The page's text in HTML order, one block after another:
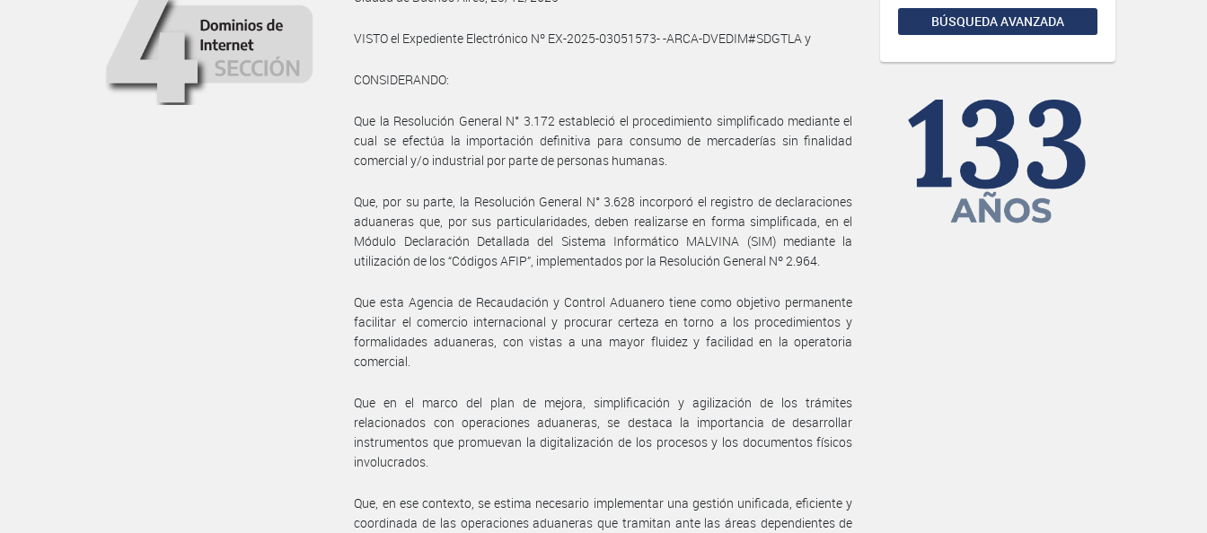
BÚSQUEDA AVANZADA
VISTO el Expediente Electrónico Nº EX-2025-03051573- -ARCA-DVEDIM#SDGTLA y
CONSIDERANDO:
Que la Resolución General N° 3.172 estableció el procedimiento simplificado mediante el
cual se efectúa la importación definitiva para consumo de mercaderías sin finalidad
comercial y/o industrial por parte de personas humanas.
Que, por su parte, la Resolución General N° 3.628 incorporó el registro de declaraciones
aduaneras que, por sus particularidades, deben realizarse en forma simplificada, en el
Módulo Declaración Detallada del Sistema Informático MALVINA (SIM) mediante la
utilización de los “Códigos AFIP”, implementados por la Resolución General Nº 2.964.
Que esta Agencia de Recaudación y Control Aduanero tiene como objetivo permanente
facilitar el comercio internacional y procurar certeza en torno a los procedimientos y
formalidades aduaneras, con vistas a una mayor fluidez y facilidad en la operatoria
comercial.
Que en el marco del plan de mejora, simplificación y agilización de los trámites
relacionados con operaciones aduaneras, se destaca la importancia de desarrollar
instrumentos que promuevan la digitalización de los procesos y los documentos físicos
involucrados.
Que, en ese contexto, se estima necesario implementar una gestión unificada, eficiente y
coordinada de las operaciones aduaneras que tramitan ante las áreas dependientes de